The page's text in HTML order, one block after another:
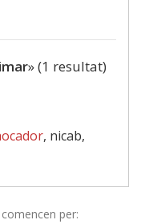
» (1 resultat)
, nicab,
per: